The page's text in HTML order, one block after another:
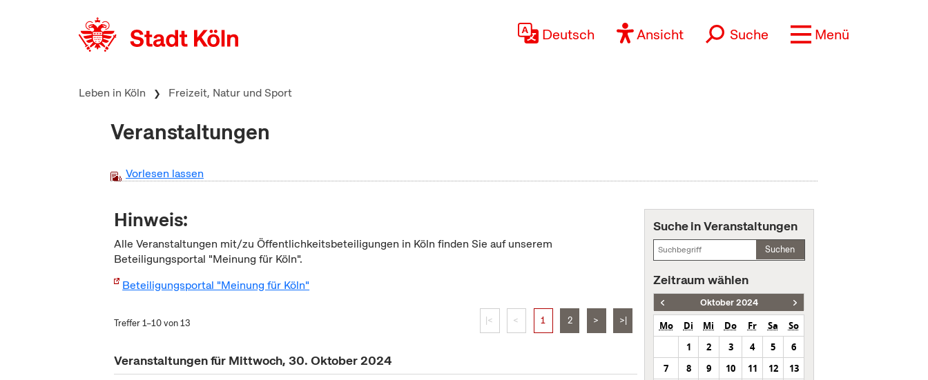
Deutsch Ansicht Suche Menü
Leben in Köln Freizeit, Natur und Sport
Veranstaltungen
Vorlesen lassen
Hinweis:
Alle Veranstaltungen mit/zu Öffentlichkeitsbeteiligungen in Köln finden Sie auf unserem
Beteiligungsportal "Meinung für Köln".
Beteiligungsportal "Meinung für Köln"
Treffer 1–10 von 13 |< < 1 2 > >|
Veranstaltungen für Mittwoch, 30. Oktober 2024
Suche in Veranstaltungen
Suchen
Zeitraum wählen
Oktober 2024
Mo Di Mi Do Fr Sa
So
1
2 3 4 5
6
7
8 9 10 11 12
13